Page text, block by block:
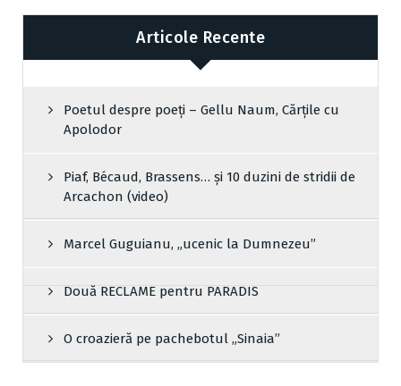
Articole Recente
Poetul despre poeți – Gellu Naum, Cărțile cu
Apolodor
Piaf, Bécaud, Brassens… și 10 duzini de stridii de
Arcachon (video)
Marcel Guguianu, „ucenic la Dumnezeu”
Două RECLAME pentru PARADIS
O croazieră pe pachebotul „Sinaia”